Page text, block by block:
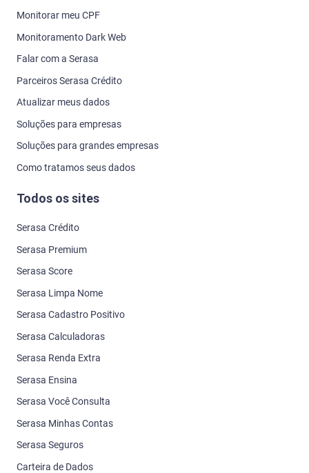
Monitorar meu CPF
Monitoramento Dark Web
Falar com a Serasa
Parceiros Serasa Crédito
Atualizar meus dados
Soluções para empresas
Soluções para grandes empresas
Como tratamos seus dados
Todos os sites
Serasa Crédito
Serasa Premium
Serasa Score
Serasa Limpa Nome
Serasa Cadastro Positivo
Serasa Calculadoras
Serasa Renda Extra
Serasa Ensina
Serasa Você Consulta
Serasa Minhas Contas
Serasa Seguros
Carteira de Dados